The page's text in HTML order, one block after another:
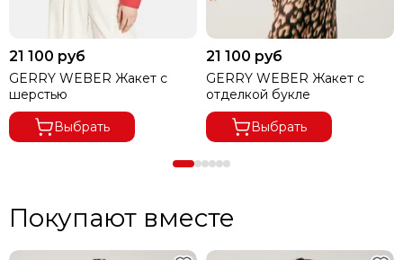
21 100 руб
GERRY WEBER Жакет с
шерстью
Выбрать
21 100 руб
GERRY WEBER Жакет с
отделкой букле
Выбрать
Покупают вместе